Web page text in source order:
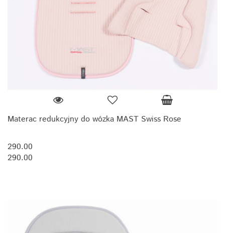
Materac redukcyjny do wózka MAST Swiss Rose
290.00
290.00